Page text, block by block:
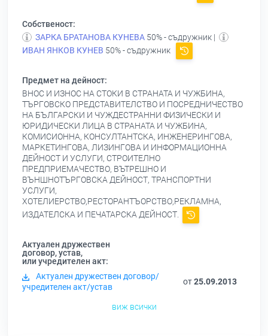
Собственост:
ЗАРКА БРАТАНОВА КУНЕВА 50% - съдружник |
ИВАН ЯНКОВ КУНЕВ 50% - съдружник
Предмет на дейност:
ВНОС И ИЗНОС НА СТОКИ В СТРАНАТА И ЧУЖБИНА,
ТЪРГОВСКО ПРЕДСТАВИТЕЛСТВО И ПОСРЕДНИЧЕСТВО
НА БЪЛГАРСКИ И ЧУЖДЕСТРАННИ ФИЗИЧЕСКИ И
ЮРИДИЧЕСКИ ЛИЦА В СТРАНАТА И ЧУЖБИНА,
КОМИСИОННА, КОНСУЛТАНТСКА, ИНЖЕНЕРИНГОВА,
МАРКЕТИНГОВА, ЛИЗИНГОВА И ИНФОРМАЦИОННА
ДЕЙНОСТ И УСЛУГИ, СТРОИТЕЛНО
ПРЕДПРИЕМАЧЕСТВО, ВЪТРЕШНО И
ВЪНШНОТЪРГОВСКА ДЕЙНОСТ, ТРАНСПОРТНИ
УСЛУГИ,
ХОТЕЛИЕРСТВО,РЕСТОРАНТЪОРСТВО,РЕКЛАМНА,
ИЗДАТЕЛСКА И ПЕЧАТАРСКА ДЕЙНОСТ.
Актуален дружествен
договор, устав,
или учредителен акт:
Актуален дружествен договор/
учредителен акт/устав
от25.09.2013
виж всички